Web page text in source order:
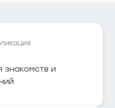
знакомств и